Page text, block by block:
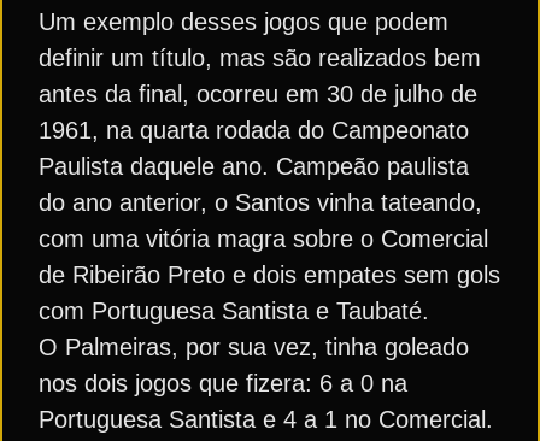
Um exemplo desses jogos que podem
definir um título, mas são realizados bem
antes da final, ocorreu em 30 de julho de
1961, na quarta rodada do Campeonato
Paulista daquele ano. Campeão paulista
do ano anterior, o Santos vinha tateando,
com uma vitória magra sobre o Comercial
de Ribeirão Preto e dois empates sem gols
com Portuguesa Santista e Taubaté.
O Palmeiras, por sua vez, tinha goleado
nos dois jogos que fizera: 6 a 0 na
Portuguesa Santista e 4 a 1 no Comercial.